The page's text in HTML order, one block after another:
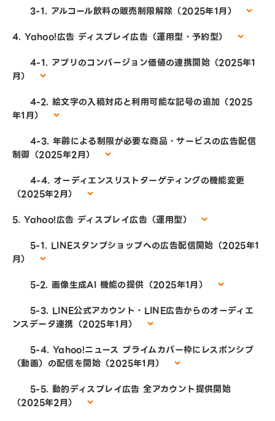
3-1. アルコール飲料の販売制限解除（2025年1月）
4. Yahoo!広告 ディスプレイ広告（運用型・予約型）
4-1. アプリのコンバージョン価値の連携開始（2025年1
月）
4-2. 絵文字の入稿対応と利用可能な記号の追加（2025
年1月）
4-3. 年齢による制限が必要な商品・サービスの広告配信
制御（2025年2月）
4-4. オーディエンスリストターゲティングの機能変更
（2025年2月）
5. Yahoo!広告 ディスプレイ広告（運用型）
5-1. LINEスタンプショップへの広告配信開始（2025年1
月）
5-2. 画像生成AI 機能の提供（2025年1月）
5-3. LINE公式アカウント・LINE広告からのオーディエ
ンスデータ連携（2025年1月）
5-4. Yahoo!ニュース プライムカバー枠にレスポンシブ
（動画）の配信を開始（2025年1月）
5-5. 動的ディスプレイ広告 全アカウント提供開始
（2025年2月）